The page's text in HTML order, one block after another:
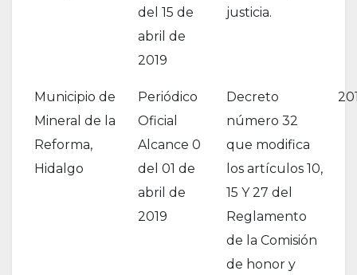
del 15 de
abril de
2019
justicia.
Municipio de
Mineral de la
Reforma,
Hidalgo
Periódico
Oficial
Alcance 0
del 01 de
abril de
2019
Decreto
número 32
que modifica
los artículos 10,
15 Y 27 del
Reglamento
de la Comisión
de honor y